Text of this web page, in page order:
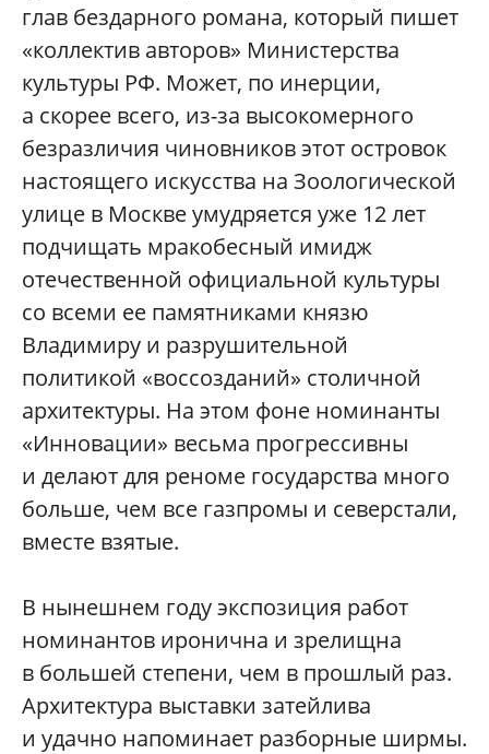
глав бездарного романа, который пишет
«коллектив авторов» Министерства
культуры РФ. Может, по инерции,
а скорее всего, из-за высокомерного
безразличия чиновников этот островок
настоящего искусства на Зоологической
улице в Москве умудряется уже 12 лет
подчищать мракобесный имидж
отечественной официальной культуры
со всеми ее памятниками князю
Владимиру и разрушительной
политикой «воссозданий» столичной
архитектуры. На этом фоне номинанты
«Инновации» весьма прогрессивны
и делают для реноме государства много
больше, чем все газпромы и северстали,
вместе взятые.
В нынешнем году экспозиция работ
номинантов иронична и зрелищна
в большей степени, чем в прошлый раз.
Архитектура выставки затейлива
и удачно напоминает разборные ширмы.